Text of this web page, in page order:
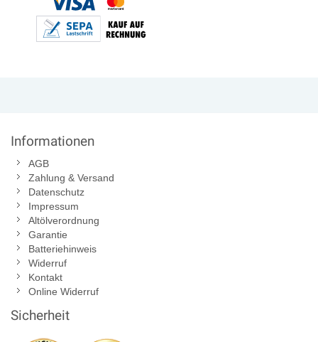
Informationen
AGB
Zahlung & Versand
Datenschutz
Impressum
Altölverordnung
Garantie
Batteriehinweis
Widerruf
Kontakt
Online Widerruf
Sicherheit